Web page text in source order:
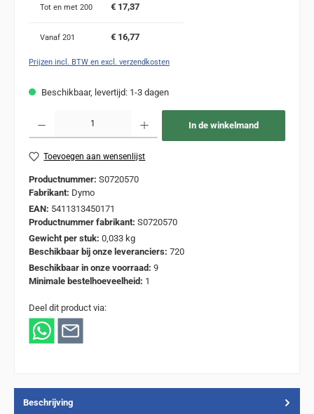
Tot en met 200 € 17,37
Vanaf 201 € 16,77
Prijzen incl. BTW en excl. verzendkosten
Beschikbaar, levertijd: 1-3 dagen
In de winkelmand
Toevoegen aan wensenlijst
Productnummer: S0720570
Fabrikant: Dymo
EAN: 5411313450171
Productnummer fabrikant: S0720570
Gewicht per stuk: 0,033 kg
Beschikbaar bij onze leveranciers: 720
Beschikbaar in onze voorraad: 9
Minimale bestelhoeveelheid: 1
Deel dit product via:
Beschrijving